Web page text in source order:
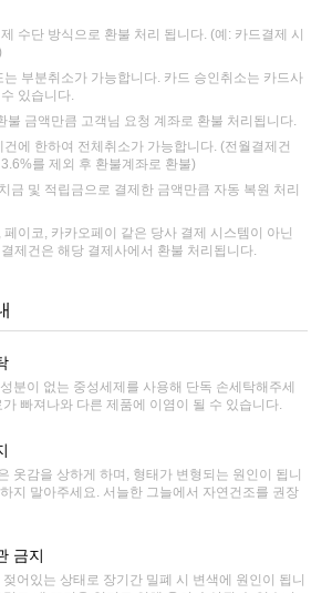
수단 방식으로 환불 처리 됩니다. (예: 카드결제 시
는 부분취소가 가능합니다. 카드 승인취소는 카드사
있습니다.
불 금액만큼 고객님 요청 계좌로 환불 처리됩니다.
에 한하여 전체취소가 가능합니다. (전월결제건
를 제외 후 환불계좌로 환불)
금 및 적립금으로 결제한 금액만큼 자동 복원 처리
이코, 카카오페이 같은 당사 결제 시스템이 아닌
제건은 해당 결제사에서 환불 처리됩니다.
분이 없는 중성세제를 사용해 단독 손세탁해주세
가 빠져나와 다른 제품에 이염이 될 수 있습니다.
옷감을 상하게 하며, 형태가 변형되는 원인이 됩니
지 말아주세요. 서늘한 그늘에서 자연건조를 권장
금지
어있는 상태로 장기간 밀폐 시 변색에 원인이 됩니